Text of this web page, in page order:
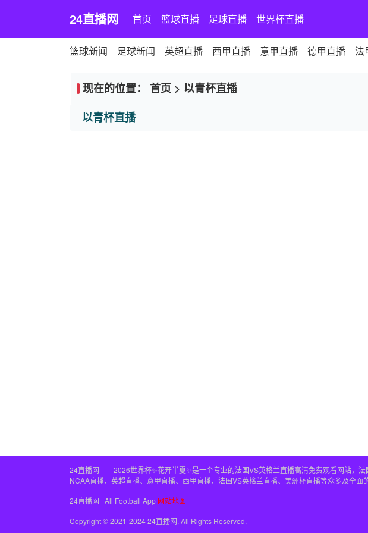
24直播网 首页 篮球直播 足球直播 世界杯直播
篮球新闻 足球新闻 英超直播 西甲直播 意甲直播 德甲直播 法
现在的位置： 首页 > 以青杯直播
以青杯直播
24直播网——2026世界杯✨花开半夏✨是一个专业的法国VS英格兰直播高清免费观看网站，
NCAA直播、英超直播、意甲直播、西甲直播、法国VS英格兰直播、美洲杯直播等众多及全
24直播网 | All Football App 网站地图
Copyright © 2021-2024 24直播网. All Rights Reserved.